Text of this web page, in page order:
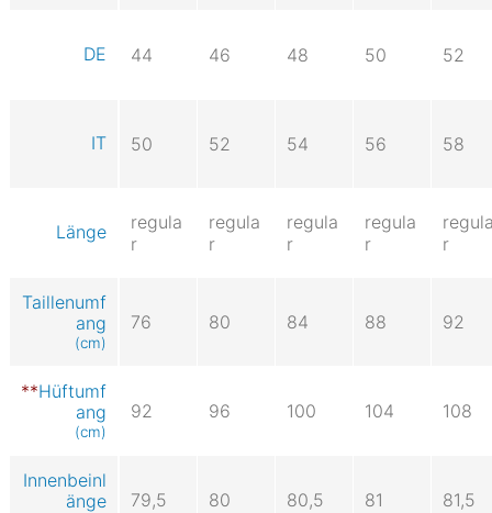
DE 44 46 48 50 52
IT 50 52 54 56 58
Länge
regula
r
regula
r
regula
r
regula
r
r
Taillenumf
ang
(cm)
76 80 84 88 92
Hüftumf
ang
(cm)
92 96 100 104 108
Innenbeinl
änge
79,5 80 80,5 81 81,5